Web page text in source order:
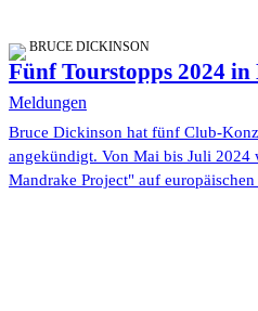
BRUCE DICKINSON
Fünf Tourstopps 2024 in
Meldungen
Bruce Dickinson hat fünf Club-
angekündigt. Von Mai bis Juli 2024
Mandrake Project" auf